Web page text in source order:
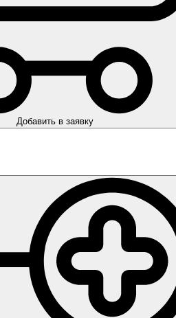
Добавить в заявку